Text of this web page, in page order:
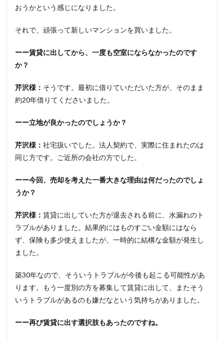
おうかという感じになりました。
それで、頑張って新しいマンションを買いました。
ーー賃貸に出してから、一度も空室にならなかったのです
か？
芹沢様： そうです。最初に借りていただいた方が、そのまま
約20年借りてくださいました。
ーー立地が良かったのでしょうか？
芹沢様： 社宅扱いでした。法人契約で、実際に住まれたのは
同じ方です。ご近所の会社の方でした。
ーー今回、売却を考えた一番大きな理由は何だったのでしょ
うか？
芹沢様： 賃貸に出していた方が退去される前に、水漏れのト
ラブルがありました。結果的にはものすごい金額にはなら
ず、保険も多少使えましたが、一時的に結構な金額が発生し
ました。
築30年なので、そういうトラブルが今後も起こる可能性があ
ります。もう一度別の方を募集して賃貸に出して、またそう
いうトラブルがあるのも嫌だなという気持ちがありました。
ーー再び賃貸に出す選択肢もあったのですね。